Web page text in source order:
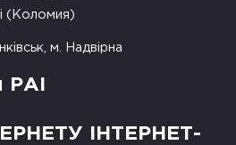
(Коломия)
м. Надвірна
ІНТЕРНЕТ-